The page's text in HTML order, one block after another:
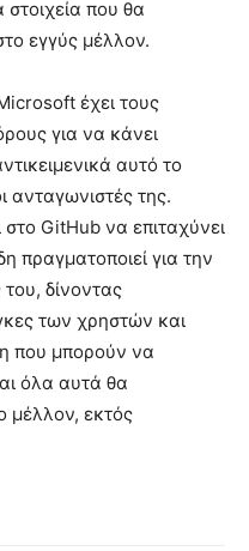
που θα
εγγύς μέλλον.
έχει τους
για να κάνει
αυτό το
ανταγωνιστές της.
GitHub να επιταχύνει
πραγματοποιεί για την
δίνοντας
των χρηστών και
που μπορούν να
όλα αυτά θα
μέλλον, εκτός